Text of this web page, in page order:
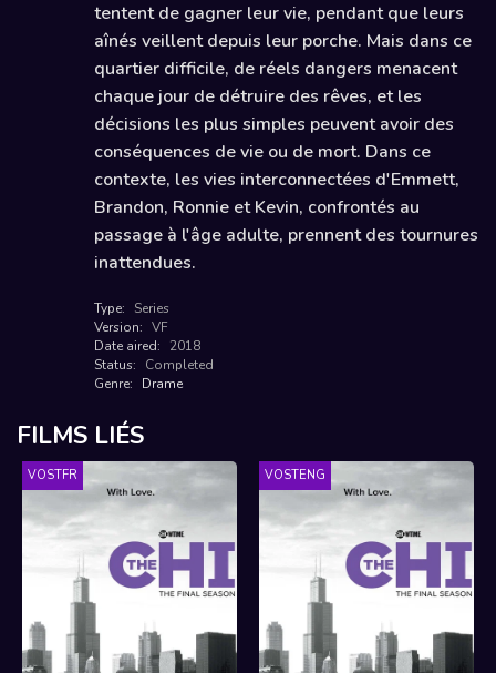
tentent de gagner leur vie, pendant que leurs
aînés veillent depuis leur porche. Mais dans ce
quartier difficile, de réels dangers menacent
chaque jour de détruire des rêves, et les
décisions les plus simples peuvent avoir des
conséquences de vie ou de mort. Dans ce
contexte, les vies interconnectées d'Emmett,
Brandon, Ronnie et Kevin, confrontés au
passage à l'âge adulte, prennent des tournures
inattendues.
Type:
Series
Version: VF
Date aired:
2018
Status:
Completed
Genre:
Drame
FILMS LIÉS
VOSTFR VOSTENG